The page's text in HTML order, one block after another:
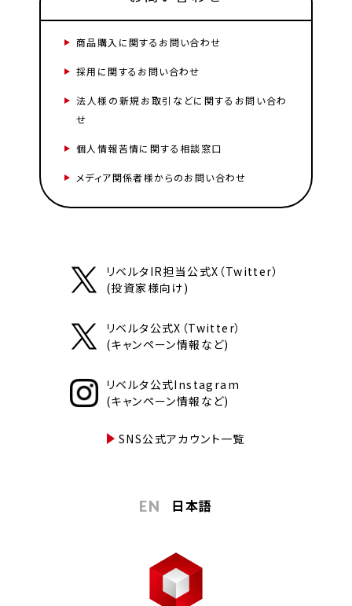
商品購入に関するお問い合わせ
採用に関するお問い合わせ
法人様の新規お取引などに関するお問い合わ
せ
個人情報苦情に関する相談窓口
メディア関係者様からのお問い合わせ
リベルタIR担当公式X（Twitter）
(投資家様向け)
リベルタ公式X（Twitter）
(キャンペーン情報など)
リベルタ公式Instagram
(キャンペーン情報など)
SNS公式アカウント一覧
EN 日本語